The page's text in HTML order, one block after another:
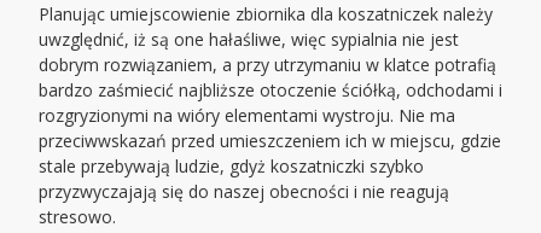
Planując umiejscowienie zbiornika dla koszatniczek należy
uwzględnić, iż są one hałaśliwe, więc sypialnia nie jest
dobrym rozwiązaniem, a przy utrzymaniu w klatce potrafią
bardzo zaśmiecić najbliższe otoczenie ściółką, odchodami i
rozgryzionymi na wióry elementami wystroju. Nie ma
przeciwwskazań przed umieszczeniem ich w miejscu, gdzie
stale przebywają ludzie, gdyż koszatniczki szybko
przyzwyczajają się do naszej obecności i nie reagują
stresowo.